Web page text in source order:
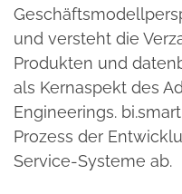
und versteht die
Produkten und
als Kernaspekt des
Engineerings.
Prozess der
Service-Systeme ab.